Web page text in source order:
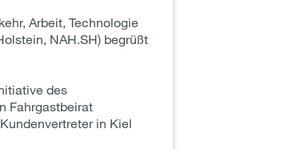
Arbeit, Technologie
NAH.SH) begrüßt
des
Fahrgastbeirat
in Kiel